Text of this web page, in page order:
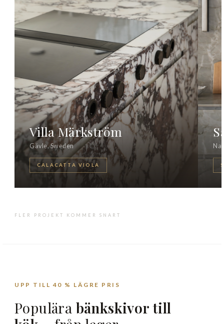
Villa Märkström
Gävle, Sweden
CALACATTA VIOLA
FLER PROJEKT KOMMER SNART
UPP TILL 40 % LÄGRE PRIS
Populära bänkskivor till